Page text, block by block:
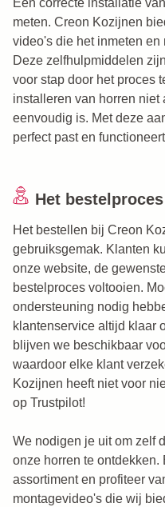
Een correcte installatie
meten. Creon Kozijnen
video's die het inmeten
Deze zelfhulpmiddelen
voor stap door het proces
installeren van horren
eenvoudig is. Met deze
perfect past en
Het
Het bestellen bij Creon
gebruiksgemak. Klanten
onze website, de
bestelproces voltooien.
ondersteuning nodig
klantenservice altijd klaar
blijven we beschikbaar
waardoor elke klant
Kozijnen heeft niet voor
op Trustpilot!
We nodigen je uit om zelf
onze horren te
assortiment en profiteer
montagevideo's die wij